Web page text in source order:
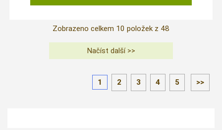
Zobrazeno celkem 10 položek z 48
1 2 3 4 5 >>